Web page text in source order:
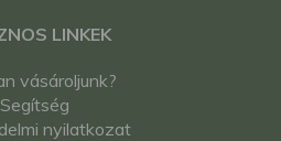
LINKEK
vásároljunk?
Segítség
nyilatkozat